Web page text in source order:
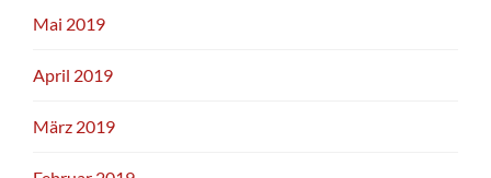
Mai 2019
April 2019
März 2019